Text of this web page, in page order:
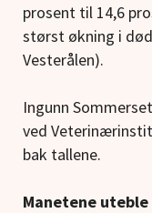
prosent til 14,6
størst økning i
Vesterålen).
Ingunn
ved
bak tallene.
Manetene uteble